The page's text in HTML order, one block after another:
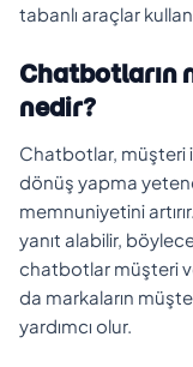
tabanlı araçlar
Chatbotların
nedir?
Chatbotlar, müşteri
dönüş yapma
memnuniyetini
yanıt alabilir,
chatbotlar müşteri
da markaların
yardımcı olur.